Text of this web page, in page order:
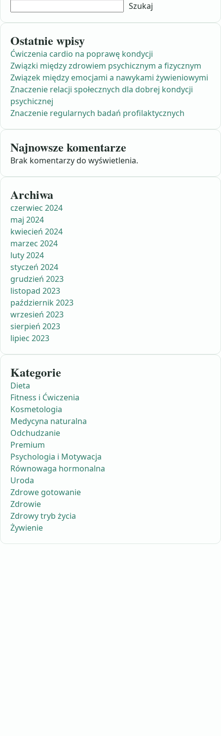
Szukaj
Ostatnie wpisy
Ćwiczenia cardio na poprawę kondycji
Związki między zdrowiem psychicznym a fizycznym
Związek między emocjami a nawykami żywieniowymi
Znaczenie relacji społecznych dla dobrej kondycji
psychicznej
Znaczenie regularnych badań profilaktycznych
Najnowsze komentarze
Brak komentarzy do wyświetlenia.
Archiwa
czerwiec 2024
maj 2024
kwiecień 2024
marzec 2024
luty 2024
styczeń 2024
grudzień 2023
listopad 2023
październik 2023
wrzesień 2023
sierpień 2023
lipiec 2023
Kategorie
Dieta
Fitness i Ćwiczenia
Kosmetologia
Medycyna naturalna
Odchudzanie
Premium
Psychologia i Motywacja
Równowaga hormonalna
Uroda
Zdrowe gotowanie
Zdrowie
Zdrowy tryb życia
Żywienie